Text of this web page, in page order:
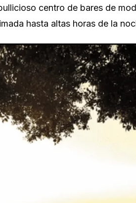
centro de bares de
hasta altas horas de la